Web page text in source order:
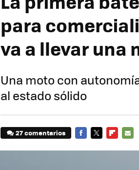
para
va a llevar una
Una moto con
al estado sólido
27 comentarios